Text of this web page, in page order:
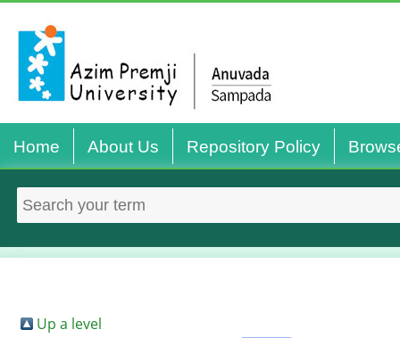
Home About Us Repository Policy
Up a level